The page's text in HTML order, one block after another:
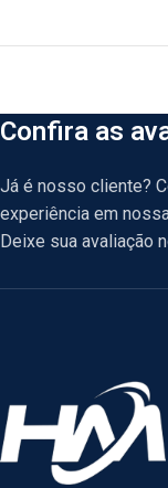
Confira as
Já é nosso cliente?
experiência em
Deixe sua avaliação